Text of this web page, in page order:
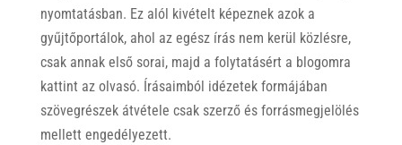
nyomtatásban. Ez alól kivételt képeznek azok a
gyűjtőportálok, ahol az egész írás nem kerül közlésre,
csak annak első sorai, majd a folytatásért a blogomra
kattint az olvasó. Írásaimból idézetek formájában
szövegrészek átvétele csak szerző és forrásmegjelölés
mellett engedélyezett.